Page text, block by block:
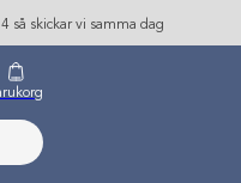
så skickar vi samma dag